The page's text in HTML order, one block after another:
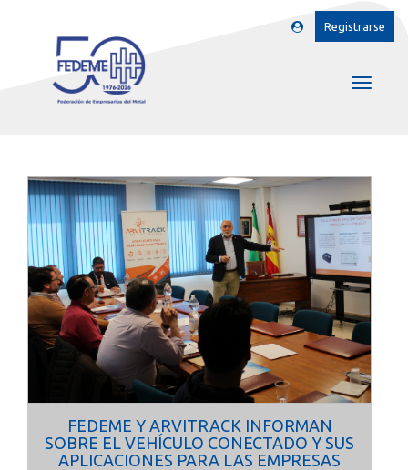
Registrarse
FEDEME Y ARVITRACK INFORMAN
SOBRE EL VEHÍCULO CONECTADO Y SUS
APLICACIONES PARA LAS EMPRESAS